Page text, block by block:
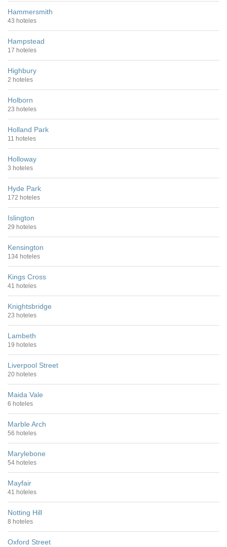
Hammersmith
43 hoteles
Hampstead
17 hoteles
Highbury
2 hoteles
Holborn
23 hoteles
Holland Park
11 hoteles
Holloway
3 hoteles
Hyde Park
172 hoteles
Islington
29 hoteles
Kensington
134 hoteles
Kings Cross
41 hoteles
Knightsbridge
23 hoteles
Lambeth
19 hoteles
Liverpool Street
20 hoteles
Maida Vale
6 hoteles
Marble Arch
56 hoteles
Marylebone
54 hoteles
Mayfair
41 hoteles
Notting Hill
8 hoteles
Oxford Street